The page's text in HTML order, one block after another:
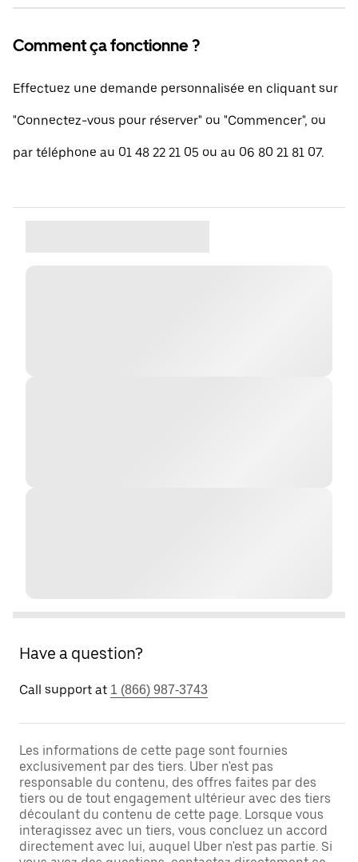
Comment ça fonctionne ?
Effectuez une demande personnalisée en cliquant sur
"Connectez-vous pour réserver" ou "Commencer", ou
par téléphone au 01 48 22 21 05 ou au 06 80 21 81 07.
Have a question?
Call support at 1 (866) 987-3743
Les informations de cette page sont fournies
exclusivement par des tiers. Uber n'est pas
responsable du contenu, des offres faites par des
tiers ou de tout engagement ultérieur avec des tiers
découlant du contenu de cette page. Lorsque vous
interagissez avec un tiers, vous concluez un accord
directement avec lui, auquel Uber n'est pas partie. Si